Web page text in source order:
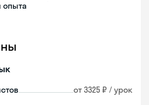
от 3325 ₽ / урок